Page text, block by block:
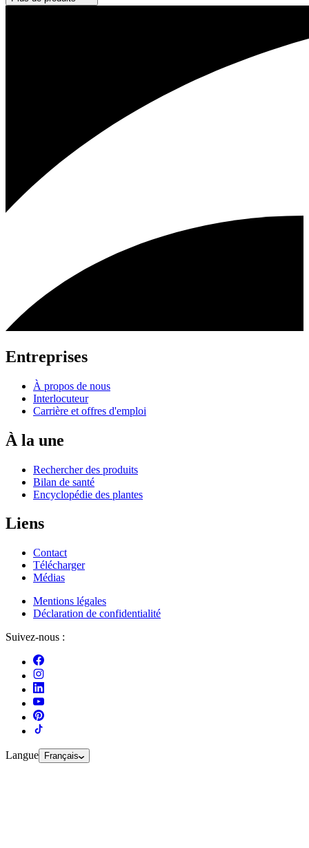
Entreprises
À propos de nous
Interlocuteur
Carrière et offres d'emploi
À la une
Rechercher des produits
Bilan de santé
Encyclopédie des plantes
Liens
Contact
Télécharger
Médias
Mentions légales
Déclaration de confidentialité
Suivez-nous :
Langue Français